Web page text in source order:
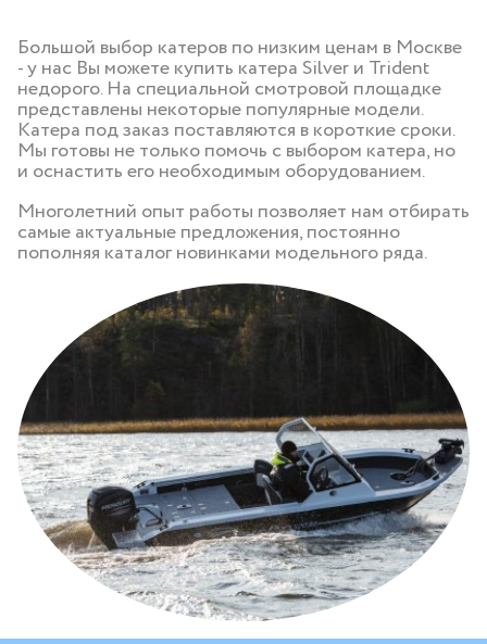
Большой выбор катеров по низким ценам в Москве
- у нас Вы можете купить катера Silver и Trident
недорого. На специальной смотровой площадке
представлены некоторые популярные модели.
Катера под заказ поставляются в короткие сроки.
Мы готовы не только помочь с выбором катера, но
и оснастить его необходимым оборудованием.
Многолетний опыт работы позволяет нам отбирать
самые актуальные предложения, постоянно
пополняя каталог новинками модельного ряда.